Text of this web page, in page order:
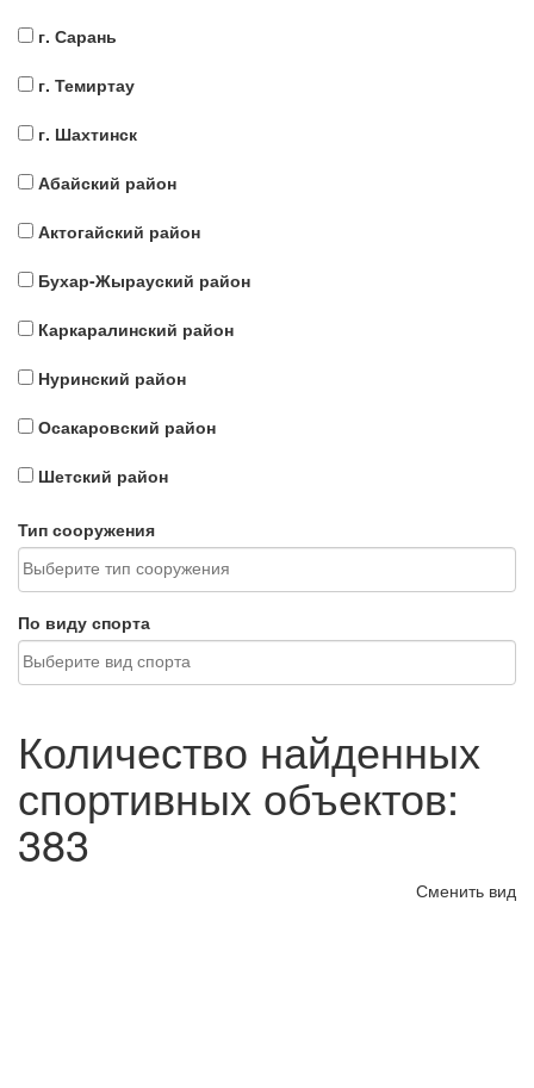
г. Сарань
г. Темиртау
г. Шахтинск
Абайский район
Актогайский район
Бухар-Жырауский район
Каркаралинский район
Нуринский район
Осакаровский район
Шетский район
Тип сооружения
По виду спорта
Количество найденных
спортивных объектов:
383
Сменить вид